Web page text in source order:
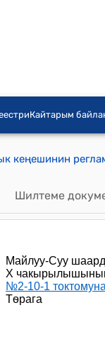
Кайтарым
кеңешинин
Шилтеме